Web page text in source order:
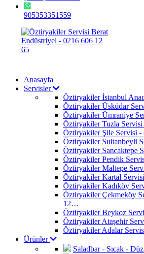
905353351559
Anasayfa
Servisler
Öztiryakiler İstanbul
Öztiryakiler Üsküdar
Öztiryakiler Ümraniye
Öztiryakiler Tuzla
Öztiryakiler Şile Servisi -
Öztiryakiler Sultanbeyli
Öztiryakiler Sancaktepe
Öztiryakiler Pendik
Öztiryakiler Maltepe
Öztiryakiler Kartal
Öztiryakiler Kadıköy
Öztiryakiler Çekmeköy
12…
Öztiryakiler Beykoz
Öztiryakiler Ataşehir
Öztiryakiler Adalar
Ürünler
Saladbar - Sıcak -